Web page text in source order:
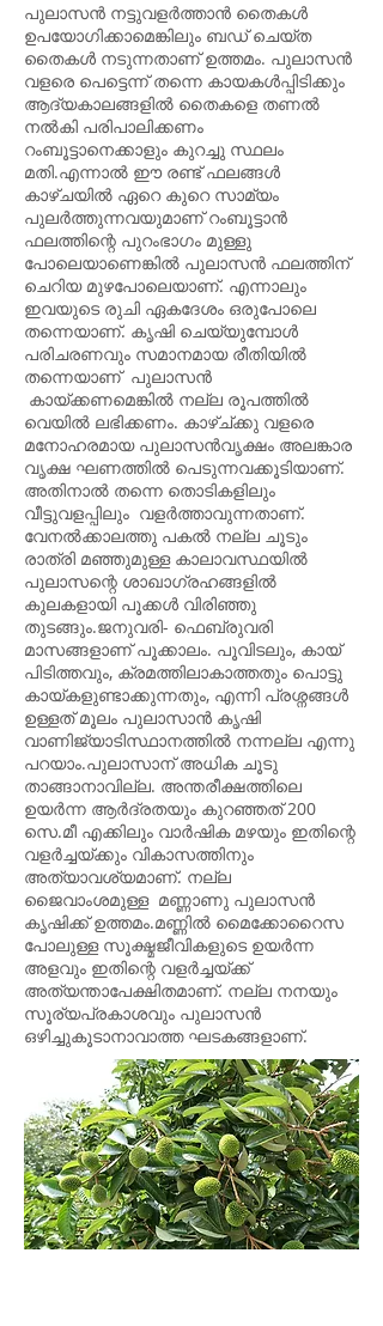
പുലാസൻ നട്ടുവളർത്താൻ തൈകൾ
ഉപയോഗിക്കാമെങ്കിലും ബഡ് ചെയ്ത
തൈകൾ നടുന്നതാണ് ഉത്തമം. പുലാസൻ
വളരെ പെട്ടെന്ന് തന്നെ കായകൾപ്പിടിക്കും
ആദ്യകാലങ്ങളില്‍ തൈകളെ തണല്‍
നല്‍കി പരിപാലിക്കണം
റംബൂട്ടാനെക്കാളും കുറച്ചു സ്ഥലം
മതി.എന്നാൽ ഈ രണ്ട് ഫലങ്ങൾ
കാഴ്ചയിൽ ഏറെ കുറെ സാമ്യം
പുലർത്തുന്നവയുമാണ് റംബൂട്ടാൻ
ഫലത്തിന്റെ പുറംഭാഗം മുള്ളു
പോലെയാണെങ്കിൽ പുലാസൻ ഫലത്തിന്
ചെറിയ മുഴപോലെയാണ്. എന്നാലും
ഇവയുടെ രുചി ഏകദേശം ഒരുപോലെ
തന്നെയാണ്. കൃഷി ചെയ്യുമ്പോൾ
പരിചരണവും സമാനമായ രീതിയിൽ
തന്നെയാണ് പുലാസൻ
കായ്ക്കണമെങ്കിൽ നല്ല രൂപത്തിൽ
വെയിൽ ലഭിക്കണം. കാഴ്ച്ക്കു വളരെ
മനോഹരമായ പുലാസൻവൃക്ഷം അലങ്കാര
വൃക്ഷ ഘണത്തിൽ പെടുന്നവക്കൂടിയാണ്.
അതിനാൽ തന്നെ തൊടികളിലും
വീട്ടുവളപ്പിലും വളർത്താവുന്നതാണ്.
വേനൽക്കാലത്തു പകൽ നല്ല ചൂടും
രാത്രി മഞ്ഞുമുള്ള കാലാവസ്ഥയിൽ
പുലാസന്റെ ശാഖാഗ്രഹങ്ങളിൽ
കുലകളായി പൂക്കൾ വിരിഞ്ഞു
തുടങ്ങും.ജനുവരി- ഫെബ്രുവരി
മാസങ്ങളാണ് പൂക്കാലം. പൂവിടലും, കായ്
പിടിത്തവും, ക്രമത്തിലാകാത്തതും പൊട്ടു
കായ്കളുണ്ടാക്കുന്നതും, എന്നി പ്രശ്നങ്ങൾ
ഉള്ളത് മൂലം പുലാസാൻ കൃഷി
വാണിജ്യാടിസ്ഥാനത്തിൽ നന്നല്ല എന്നു
പറയാം.പുലാസാന് അധിക ചൂടു
താങ്ങാനാവില്ല. അന്തരീക്ഷത്തിലെ
ഉയർന്ന ആർദ്രതയും കുറഞ്ഞത് 200
സെ.മീ എക്കിലും വാർഷിക മഴയും ഇതിന്റെ
വളർച്ചയ്ക്കും വികാസത്തിനും
അത്യാവശ്യമാണ്. നല്ല
ജൈവാംശമുള്ള മണ്ണാണു പുലാസൻ
കൃഷിക്ക് ഉത്തമം.മണ്ണിൽ മൈക്കോറൈസ
പോലുള്ള സൂക്ഷ്മജീവികളുടെ ഉയർന്ന
അളവും ഇതിന്റെ വളർച്ചയ്ക്ക്
അത്യന്താപേക്ഷിതമാണ്. നല്ല നനയും
സൂര്യപ്രകാശവും പുലാസൻ
ഒഴിച്ചുകൂടാനാവാത്ത ഘടകങ്ങളാണ്.